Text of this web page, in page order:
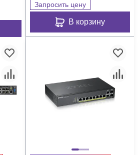
man
Запросить цену
В корзину